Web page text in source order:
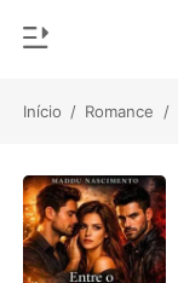
Início / Romance /
Loja
Histórico
Gênero
Moderno